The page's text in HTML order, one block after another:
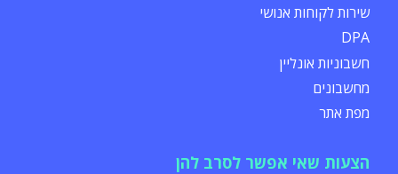
שירות לקוחות אנושי
DPA
חשבוניות אונליין
מחשבונים
מפת אתר
הצעות שאי אפשר לסרב להן